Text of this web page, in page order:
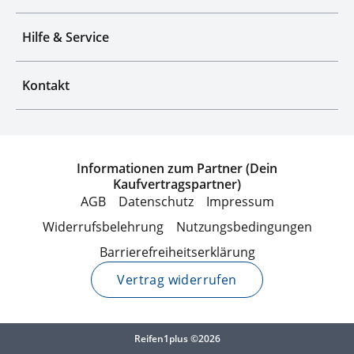
Hilfe & Service
Kontakt
Informationen zum Partner (Dein
Kaufvertragspartner)
AGB
Datenschutz
Impressum
Widerrufsbelehrung
Nutzungsbedingungen
Barrierefreiheitserklärung
Vertrag widerrufen
Reifen1plus ©2026